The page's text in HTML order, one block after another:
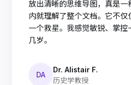
放出清晰的思维导图，真是
内就理解了整个文档。它不仅
一个救星。我感觉敏锐、掌
几岁。
DA
Dr. Alistair F.
历史学教授